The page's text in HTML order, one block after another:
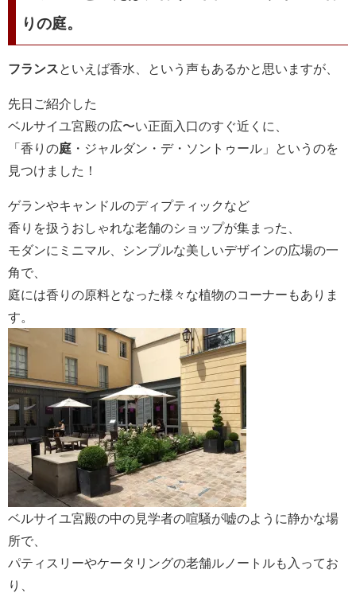
りの庭。
フランスといえば香水、という声もあるかと思いますが、
先日ご紹介した
ベルサイユ宮殿の広〜い正面入口のすぐ近くに、
「香りの庭 ・ジャルダン・デ・ソントゥール」というのを
見つけました！
ゲランやキャンドルのディプティックなど
香りを扱うおしゃれな老舗のショップが集まった、
モダンにミニマル、シンプルな美しいデザインの広場の一
角で、
庭には香りの原料となった様々な植物のコーナーもありま
す。
ベルサイユ宮殿の中の見学者の喧騒が嘘のように静かな場
所で、
パティスリーやケータリングの老舗ルノートルも入ってお
り、